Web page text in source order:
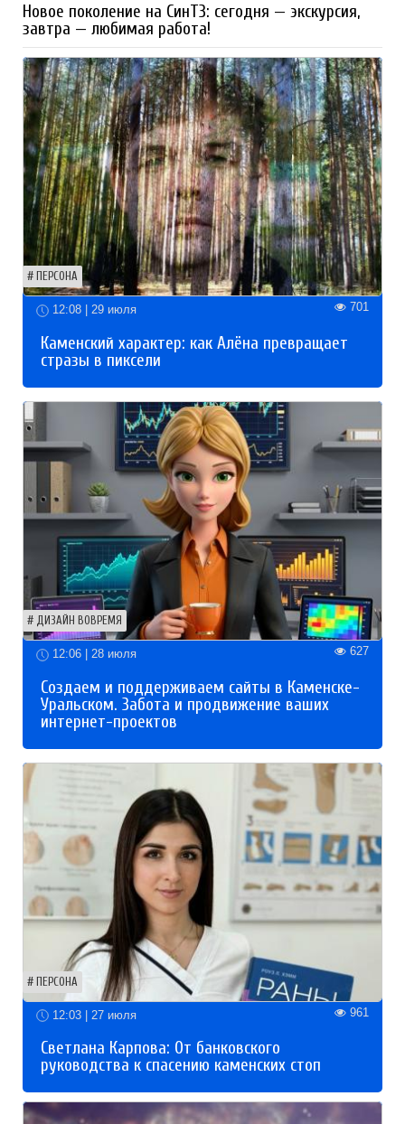
Новое поколение на СинТЗ: сегодня — экскурсия,
завтра — любимая работа!
ПЕРСОНА
12:08 | 29 июля 701
Каменский характер: как Алёна превращает
стразы в пиксели
ДИЗАЙН ВОВРЕМЯ
12:06 | 28 июля 627
Создаем и поддерживаем сайты в Каменске-
Уральском. Забота и продвижение ваших
интернет-проектов
ПЕРСОНА
12:03 | 27 июля 961
Светлана Карпова: От банковского
руководства к спасению каменских стоп